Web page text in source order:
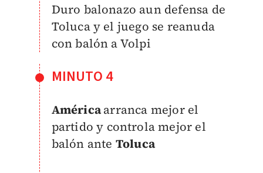
Duro balonazo aun defensa de
Toluca y el juego se reanuda
con balón a Volpi
MINUTO 4
Américaarranca mejor el
partido y controla mejor el
balón ante Toluca